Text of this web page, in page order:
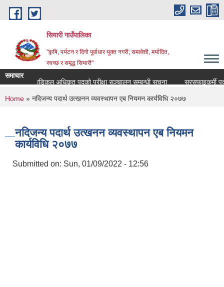
Skip to main content
सियारी गाउँपालिका
"कृषि, पर्यटन र दिगो पूर्वाधार युक्त नगरी; समावेशी, मर्यादित,
स्वच्छ र समृद्ध सियारी"
समाचार
मेडिकल अधिकृत पदको परीक्षा सञ्चालन सम्बन्धी सूचना
सरसफाइकर्मी
You are here
Home » नदिजन्य पदार्थ उत्खनन व्यवस्थापन एब नियमन कार्यविधि २०७७
नदिजन्य पदार्थ उत्खनन व्यवस्थापन एब नियमन
कार्यविधि २०७७
Submitted on: Sun, 01/09/2022 - 12:56